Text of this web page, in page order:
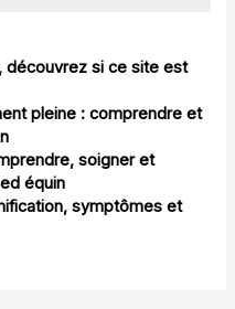
découvrez si ce site est
pleine : comprendre et
soigner et
équin
symptômes et